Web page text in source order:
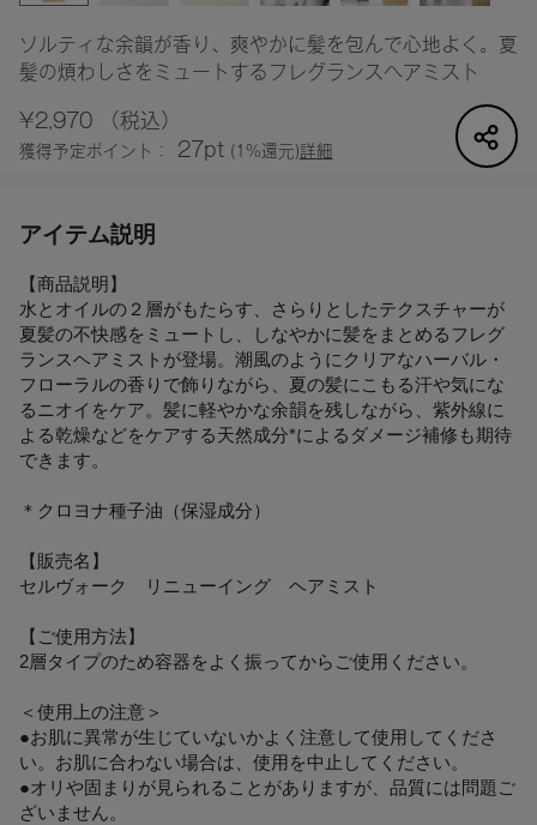
ソルティな余韻が香り、爽やかに髪を包んで心地よく。夏
髪の煩わしさをミュートするフレグランスヘアミスト
¥2,970（税込）
獲得予定ポイント： 27pt (1%還元)詳細
アイテム説明
【商品説明】
水とオイルの２層がもたらす、さらりとしたテクスチャーが
夏髪の不快感をミュートし、しなやかに髪をまとめるフレグ
ランスヘアミストが登場。潮風のようにクリアなハーバル・
フローラルの香りで飾りながら、夏の髪にこもる汗や気にな
るニオイをケア。髪に軽やかな余韻を残しながら、紫外線に
よる乾燥などをケアする天然成分*によるダメージ補修も期待
できます。
＊クロヨナ種子油（保湿成分）
【販売名】
セルヴォーク リニューイング ヘアミスト
【ご使用方法】
2層タイプのため容器をよく振ってからご使用ください。
＜使用上の注意＞
●お肌に異常が生じていないかよく注意して使用してくださ
い。お肌に合わない場合は、使用を中止してください。
●オリや固まりが見られることがありますが、品質には問題ご
ざいません。